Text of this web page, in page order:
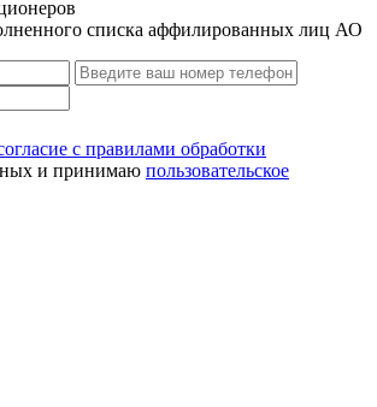
списка аффилированных лиц АО
с правилами обработки
и принимаю пользовательское